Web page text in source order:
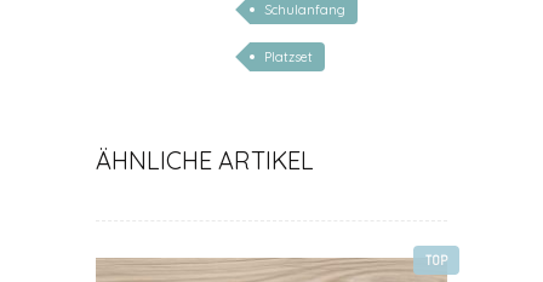
Schulanfang
Platzset
ÄHNLICHE ARTIKEL
TOP